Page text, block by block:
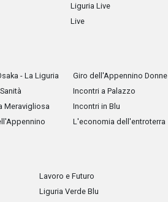
Liguria Live
Live
- La Liguria
Meravigliosa
Giro dell'Appennino Donne
Incontri a Palazzo
Incontri in Blu
L'economia dell'entroterra
Lavoro e Futuro
Liguria Verde Blu